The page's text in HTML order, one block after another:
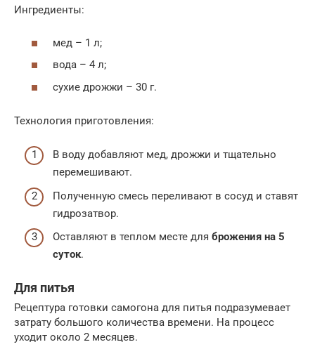
Ингредиенты:
мед – 1 л;
вода – 4 л;
сухие дрожжи – 30 г.
Технология приготовления:
В воду добавляют мед, дрожжи и тщательно
перемешивают.
Полученную смесь переливают в сосуд и ставят
гидрозатвор.
Оставляют в теплом месте для брожения на 5
суток.
Для питья
Рецептура готовки самогона для питья подразумевает
затрату большого количества времени. На процесс
уходит около 2 месяцев.